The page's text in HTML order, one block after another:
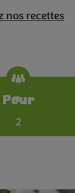
nos recettes
Pour
2